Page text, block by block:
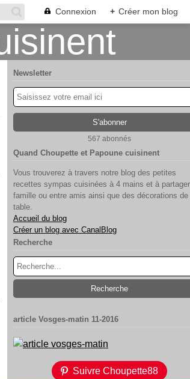
Connexion + Créer mon blog
Newsletter
567 abonnés
Quand Choupette et Papoune cuisinent
Vous trouverez à travers notre blog des petites
recettes sympas cuisinées à 4 mains et à
famille ou entre amis ainsi que des décorations de
table.
Accueil du blog
Créer un blog avec CanalBlog
Recherche
article Vosges-matin 11-2016
Suivre Choupette88